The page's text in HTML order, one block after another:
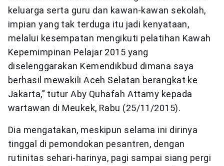
keluarga serta guru dan kawan-kawan sekolah,
impian yang tak terduga itu jadi kenyataan,
melalui kesempatan mengikuti pelatihan Kawah
Kepemimpinan Pelajar 2015 yang
diselenggarakan Kemendikbud dimana saya
berhasil mewakili Aceh Selatan berangkat ke
Jakarta,” tutur Aby Quhafah Attamy kepada
wartawan di Meukek, Rabu (25/11/2015).
Dia mengatakan, meskipun selama ini dirinya
tinggal di pemondokan pesantren, dengan
rutinitas sehari-harinya, pagi sampai siang pergi